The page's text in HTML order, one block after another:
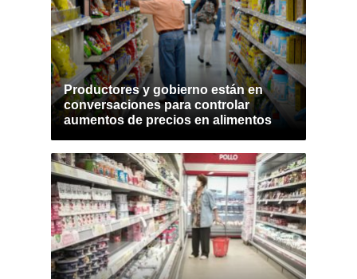
Productores y gobierno están en
conversaciones para controlar
aumentos de precios en alimentos